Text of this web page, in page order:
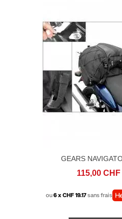
GEARS
115,00 CHF
ou6 x CHF 19.17sans frais